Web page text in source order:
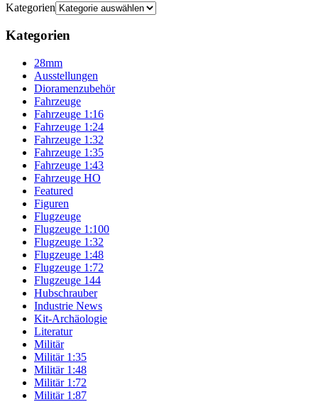
Kategorien
Kategorien
28mm
Ausstellungen
Dioramenzubehör
Fahrzeuge
Fahrzeuge 1:16
Fahrzeuge 1:24
Fahrzeuge 1:32
Fahrzeuge 1:35
Fahrzeuge 1:43
Fahrzeuge HO
Featured
Figuren
Flugzeuge
Flugzeuge 1:100
Flugzeuge 1:32
Flugzeuge 1:48
Flugzeuge 1:72
Flugzeuge 144
Hubschrauber
Industrie News
Kit-Archäologie
Literatur
Militär
Militär 1:35
Militär 1:48
Militär 1:72
Militär 1:87